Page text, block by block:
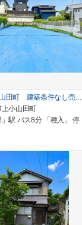
◆町田市小山田町 建築条件なし売地◆
小山田町
駅 バス8分 「種入」 停